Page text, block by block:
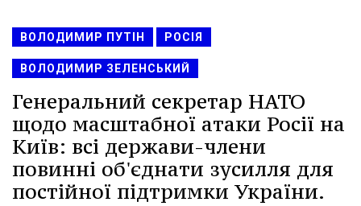
ВОЛОДИМИР ПУТІН РОСІЯ
ВОЛОДИМИР ЗЕЛЕНСЬКИЙ
Генеральний секретар НАТО
щодо масштабної атаки Росії на
Київ: всі держави-члени
повинні об'єднати зусилля для
постійної підтримки України.